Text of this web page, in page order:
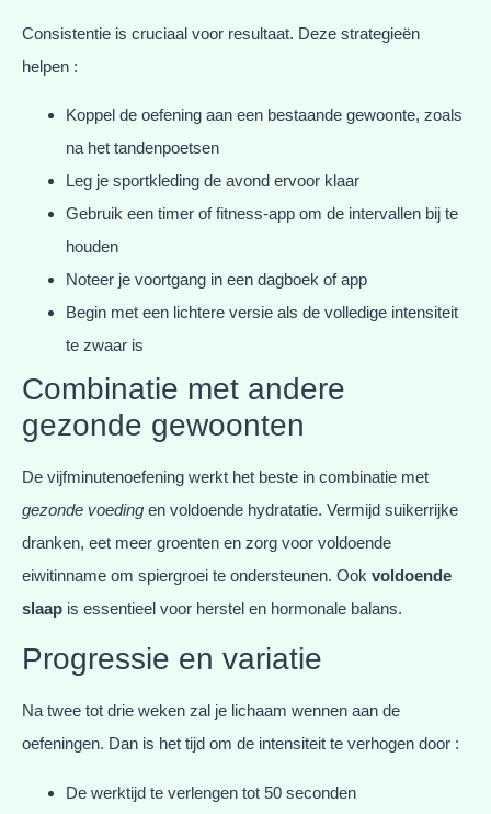
Consistentie is cruciaal voor resultaat. Deze strategieën
helpen :
Koppel de oefening aan een bestaande gewoonte, zoals
na het tandenpoetsen
Leg je sportkleding de avond ervoor klaar
Gebruik een timer of fitness-app om de intervallen bij te
houden
Noteer je voortgang in een dagboek of app
Begin met een lichtere versie als de volledige intensiteit
te zwaar is
Combinatie met andere
gezonde gewoonten
De vijfminutenoefening werkt het beste in combinatie met
gezonde voeding en voldoende hydratatie. Vermijd suikerrijke
dranken, eet meer groenten en zorg voor voldoende
eiwitinname om spiergroei te ondersteunen. Ook voldoende
slaap is essentieel voor herstel en hormonale balans.
Progressie en variatie
Na twee tot drie weken zal je lichaam wennen aan de
oefeningen. Dan is het tijd om de intensiteit te verhogen door :
De werktijd te verlengen tot 50 seconden